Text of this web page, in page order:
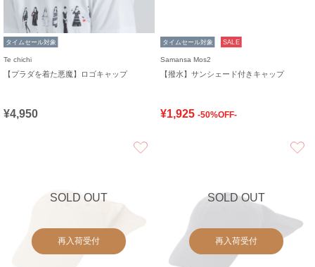
タイムセール対象
Te chichi
【プラダを着た悪魔】ロゴキャップ
¥4,950
タイムセール対象 SALE
Samansa Mos2
【撥水】サンシェード付きキャップ
¥1,925 -50%OFF-
SOLD OUT
再入荷受付
SOLD OUT
再入荷受付